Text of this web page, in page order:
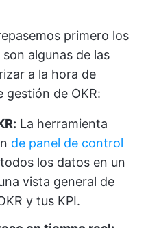
primero los
algunas de las
a la hora de
de OKR:
La herramienta
de panel de control
los datos en un
vista general de
y tus KPI.